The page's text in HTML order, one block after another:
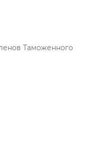
Таможенного